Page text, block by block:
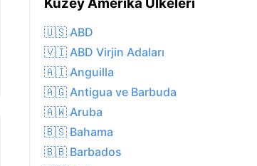
Kuzey Amerika Ülkeleri
🇺🇸 ABD
🇻🇮 ABD Virjin Adaları
🇦🇮 Anguilla
🇦🇬 Antigua ve Barbuda
🇦🇼 Aruba
🇧🇸 Bahama
🇧🇧 Barbados